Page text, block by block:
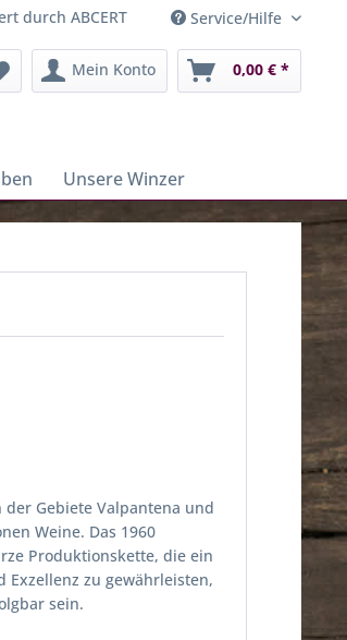
Service/Hilfe
durch ABCERT
Mein Konto 0,00 € *
Unsere Winzer
Gebiete Valpantena und
Weine. Das 1960
Produktionskette, die ein
zu gewährleisten,
sein.